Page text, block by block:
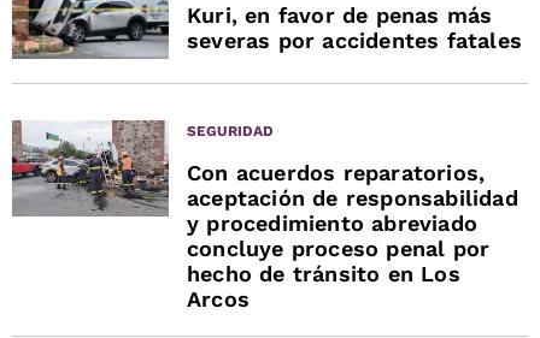
Kuri, en favor de penas más
severas por accidentes fatales
SEGURIDAD
Con acuerdos reparatorios,
aceptación de responsabilidad
y procedimiento abreviado
concluye proceso penal por
hecho de tránsito en Los
Arcos